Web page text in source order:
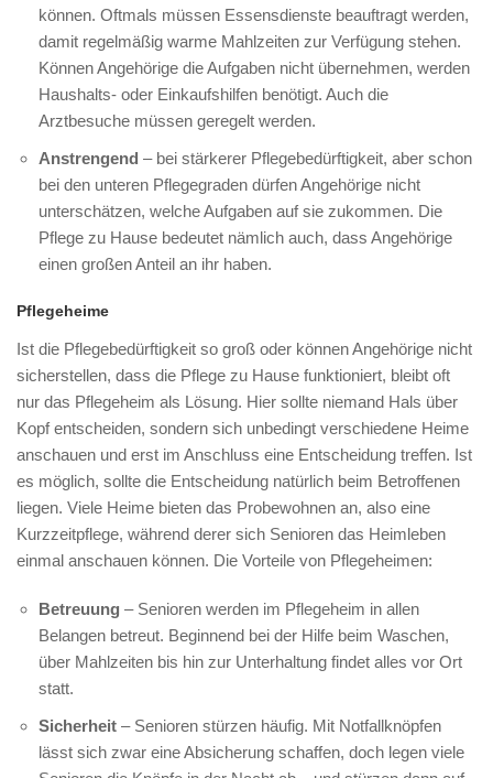
können. Oftmals müssen Essensdienste beauftragt werden,
damit regelmäßig warme Mahlzeiten zur Verfügung stehen.
Können Angehörige die Aufgaben nicht übernehmen, werden
Haushalts- oder Einkaufshilfen benötigt. Auch die
Arztbesuche müssen geregelt werden.
Anstrengend – bei stärkerer Pflegebedürftigkeit, aber schon
bei den unteren Pflegegraden dürfen Angehörige nicht
unterschätzen, welche Aufgaben auf sie zukommen. Die
Pflege zu Hause bedeutet nämlich auch, dass Angehörige
einen großen Anteil an ihr haben.
Pflegeheime
Ist die Pflegebedürftigkeit so groß oder können Angehörige nicht
sicherstellen, dass die Pflege zu Hause funktioniert, bleibt oft
nur das Pflegeheim als Lösung. Hier sollte niemand Hals über
Kopf entscheiden, sondern sich unbedingt verschiedene Heime
anschauen und erst im Anschluss eine Entscheidung treffen. Ist
es möglich, sollte die Entscheidung natürlich beim Betroffenen
liegen. Viele Heime bieten das Probewohnen an, also eine
Kurzzeitpflege, während derer sich Senioren das Heimleben
einmal anschauen können. Die Vorteile von Pflegeheimen:
Betreuung – Senioren werden im Pflegeheim in allen
Belangen betreut. Beginnend bei der Hilfe beim Waschen,
über Mahlzeiten bis hin zur Unterhaltung findet alles vor Ort
statt.
Sicherheit – Senioren stürzen häufig. Mit Notfallknöpfen
lässt sich zwar eine Absicherung schaffen, doch legen viele